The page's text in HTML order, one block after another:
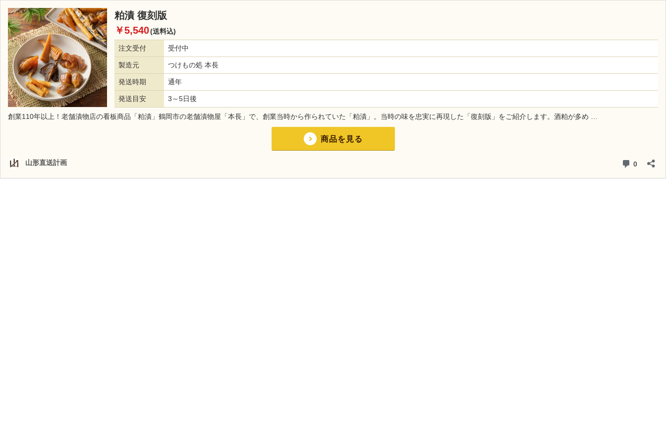
粕漬 復刻版
￥5,540(送料込)
注文受付 受付中
製造元 つけもの処 本長
発送時期 通年
発送目安 3～5日後
創業110年以上！老舗漬物店の看板商品「粕漬」鶴岡市の老舗漬物屋「本長」で、創業当時から作られていた「粕漬」。当時の味を忠実に再現した「復刻版」をご紹介します。酒粕が多め …
商品を見る
山形直送計画 0コメント